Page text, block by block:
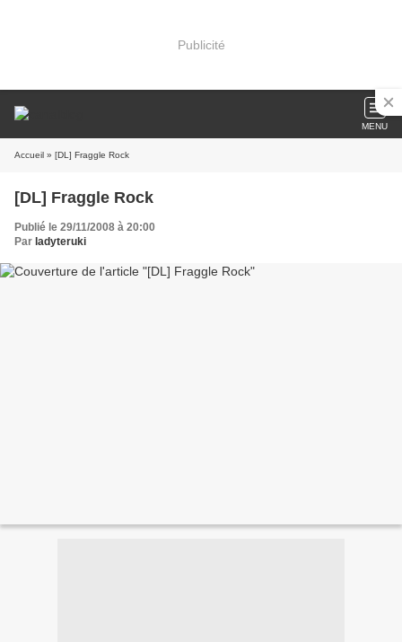
Publicité
MENU
Accueil » [DL] Fraggle Rock
[DL] Fraggle Rock
Publié le 29/11/2008 à 20:00
Par ladyteruki